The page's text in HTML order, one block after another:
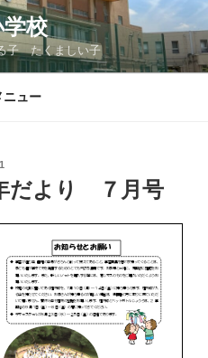
校
子 たくましい子
ニュー
より ７月号